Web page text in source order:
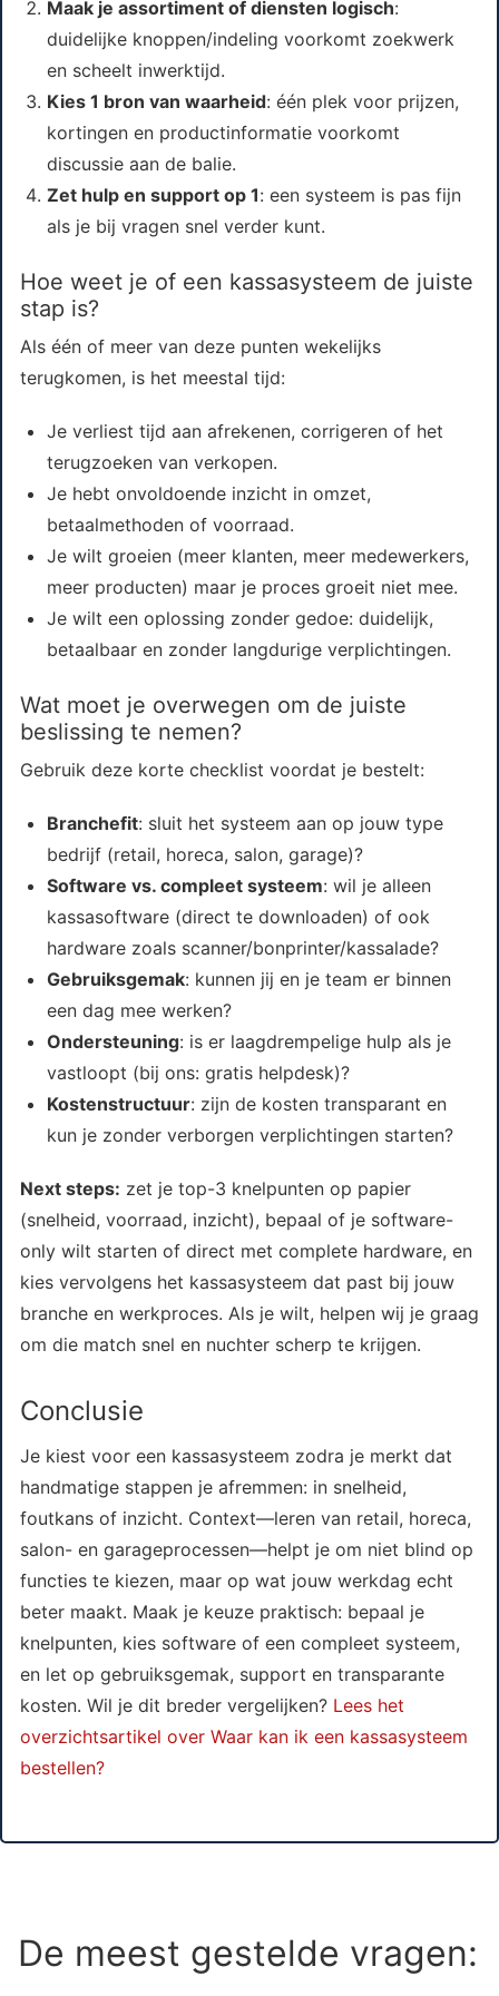
Maak je assortiment of diensten logisch:
duidelijke knoppen/indeling voorkomt zoekwerk
en scheelt inwerktijd.
Kies 1 bron van waarheid: één plek voor prijzen,
kortingen en productinformatie voorkomt
discussie aan de balie.
Zet hulp en support op 1: een systeem is pas fijn
als je bij vragen snel verder kunt.
Hoe weet je of een kassasysteem de juiste
stap is?
Als één of meer van deze punten wekelijks
terugkomen, is het meestal tijd:
Je verliest tijd aan afrekenen, corrigeren of het
terugzoeken van verkopen.
Je hebt onvoldoende inzicht in omzet,
betaalmethoden of voorraad.
Je wilt groeien (meer klanten, meer medewerkers,
meer producten) maar je proces groeit niet mee.
Je wilt een oplossing zonder gedoe: duidelijk,
betaalbaar en zonder langdurige verplichtingen.
Wat moet je overwegen om de juiste
beslissing te nemen?
Gebruik deze korte checklist voordat je bestelt:
Branchefit: sluit het systeem aan op jouw type
bedrijf (retail, horeca, salon, garage)?
Software vs. compleet systeem: wil je alleen
kassasoftware (direct te downloaden) of ook
hardware zoals scanner/bonprinter/kassalade?
Gebruiksgemak: kunnen jij en je team er binnen
een dag mee werken?
Ondersteuning: is er laagdrempelige hulp als je
vastloopt (bij ons: gratis helpdesk)?
Kostenstructuur: zijn de kosten transparant en
kun je zonder verborgen verplichtingen starten?
Next steps: zet je top-3 knelpunten op papier
(snelheid, voorraad, inzicht), bepaal of je software-
only wilt starten of direct met complete hardware, en
kies vervolgens het kassasysteem dat past bij jouw
branche en werkproces. Als je wilt, helpen wij je graag
om die match snel en nuchter scherp te krijgen.
Conclusie
Je kiest voor een kassasysteem zodra je merkt dat
handmatige stappen je afremmen: in snelheid,
foutkans of inzicht. Context—leren van retail, horeca,
salon- en garageprocessen—helpt je om niet blind op
functies te kiezen, maar op wat jouw werkdag echt
beter maakt. Maak je keuze praktisch: bepaal je
knelpunten, kies software of een compleet systeem,
en let op gebruiksgemak, support en transparante
kosten. Wil je dit breder vergelijken? Lees het
overzichtsartikel over Waar kan ik een kassasysteem
bestellen?
De meest gestelde vragen: